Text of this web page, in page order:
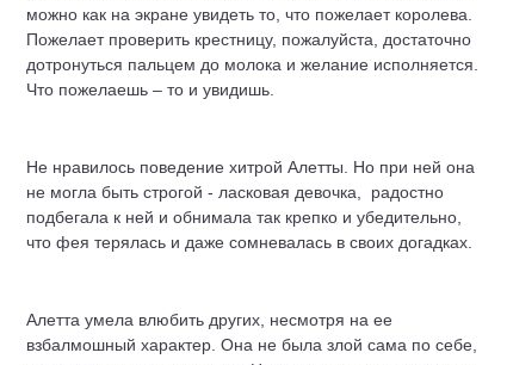
можно как на экране увидеть то, что пожелает королева.
Пожелает проверить крестницу, пожалуйста, достаточно
дотронуться пальцем до молока и желание исполняется.
Что пожелаешь – то и увидишь.
Не нравилось поведение хитрой Алетты. Но при ней она
не могла быть строгой - ласковая девочка, радостно
подбегала к ней и обнимала так крепко и убедительно,
что фея терялась и даже сомневалась в своих догадках.
Алетта умела влюбить других, несмотря на ее
взбалмошный характер. Она не была злой сама по себе,